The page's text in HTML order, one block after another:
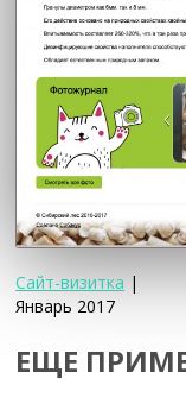
Сайт-визитка |
Январь 2017
ЕЩЕ